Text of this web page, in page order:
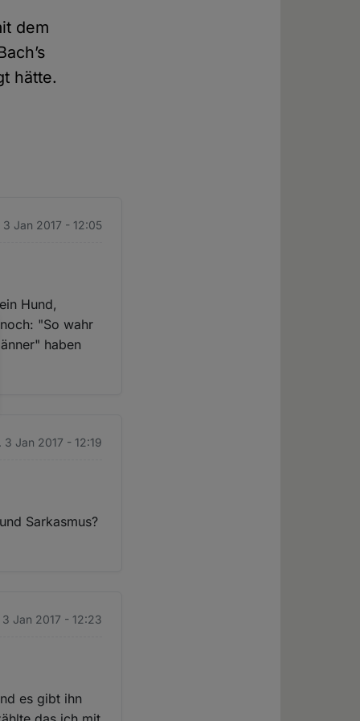
dem
hätte.
3 Jan 2017 - 12:05
Hund,
"So wahr
haben
3 Jan 2017 - 12:19
Sarkasmus?
3 Jan 2017 - 12:23
es gibt ihn